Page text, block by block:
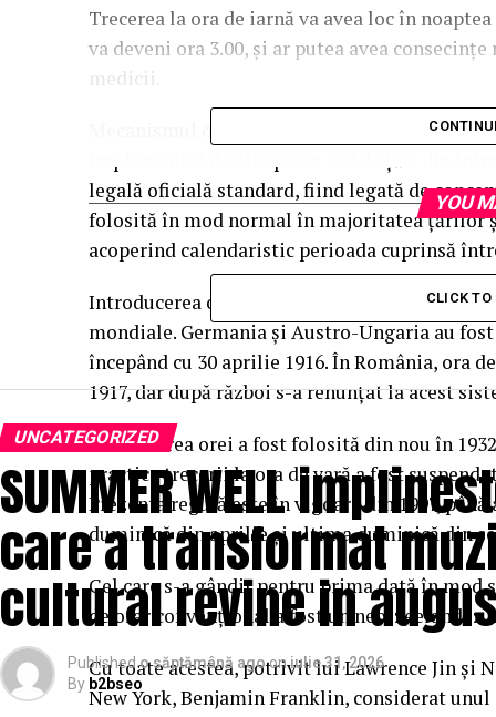
Trecerea la ora de iarnă va avea loc în
va deveni ora 3.00, şi ar putea avea
medicii.
Mecanismul de schimbare a orei este folosit
legală oficială standard, fiind legată de
folosită în mod normal în majoritatea ţărilor
acoperind calendaristic perioada cuprinsă
Introducerea orei de vară s-a născut ca o
mondiale. Germania şi Austro-Ungaria au
începând cu 30 aprilie 1916. În România, ora
1917, dar după război s-a renunţat la acest
Modificarea orei a fost folosită din nou în
practica trecerii la ora de vară a fost
Prezenta regulă este în vigoare din 1997,
duminică din aprilie şi ultima duminică din
Cel care s-a gândit pentru prima dată în
de orar convenţional a fost un neo-zeelandez
Cu toate acestea, potrivit lui Lawrence Jin şi
New York, Benjamin Franklin, considerat
YOU
CLICK
UNCATEGORIZED
SUMMER WELL
care a transformat
cultural revine in
Published o săptămână agooniulie 31, 2026
By b2bseo